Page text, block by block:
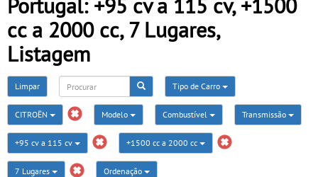
Portugal: +95 cv a 115 cv, +1500
cc a 2000 cc, 7 Lugares,
Listagem
Limpar Tipo de Carro
CITROËN Modelo Combustível Transmissão
+95 cv a 115 cv +1500 cc a 2000 cc
7 Lugares Ordenação